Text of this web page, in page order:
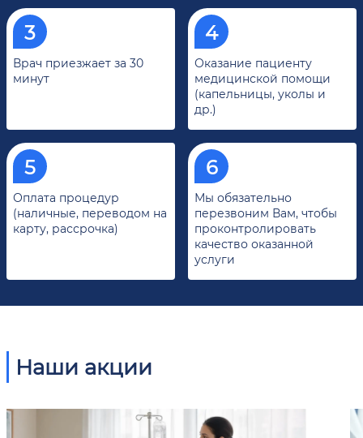
Врач приезжает за 30
минут
Оказание пациенту
медицинской помощи
(капельницы, уколы и
др.)
Оплата процедур
(наличные, переводом на
карту, рассрочка)
Мы обязательно
перезвоним Вам, чтобы
проконтролировать
качество оказанной
услуги
Наши акции